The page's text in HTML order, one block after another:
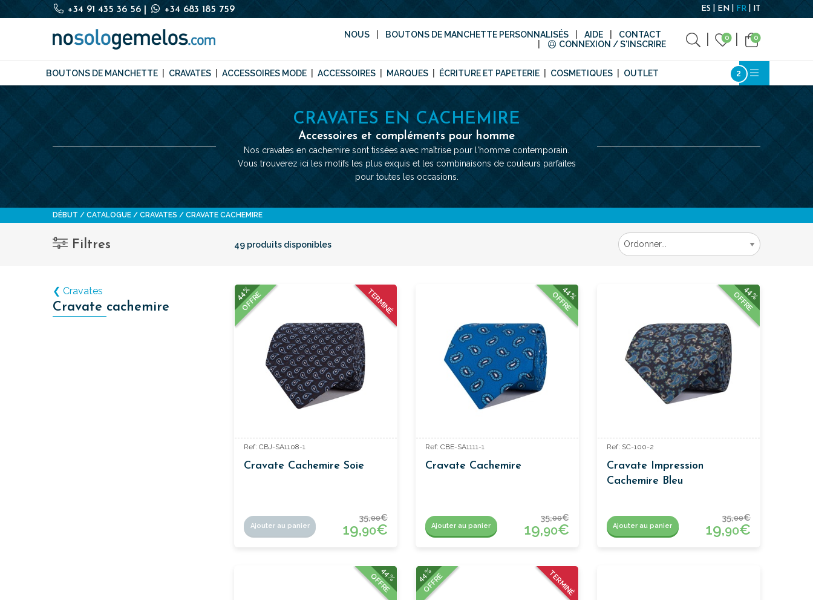
+34 91 435 36 56 +34 683 185 759 ES EN FR IT
NOUS BOUTONS DE MANCHETTE PERSONNALISÉS AIDE
CONTACT
CONNEXION / S'INSCRIRE
0 0
BOUTONS DE MANCHETTE CRAVATES ACCESSOIRES MODE ACCESSOIRES MARQUES ÉCRITURE ET PAPETERIE COSMETIQUES OUTLET
CRAVATES EN CACHEMIRE
Accessoires et compléments pour homme
Nos cravates en cachemire sont tissées avec maîtrise pour l'homme contemporain.
Vous trouverez ici les motifs les plus exquis et les combinaisons de couleurs parfaites
pour toutes les occasions.
DÉBUT CATALOGUE CRAVATES CRAVATE CACHEMIRE
Filtres 49 produits disponibles
❮ Cravates
Cravate cachemire TERMINÉ
44%
OFFRE
Ref: CBJ-SA1108-1
Cravate Cachemire Soie
Ajouter au panier
35,00€
19,90€
44%
OFFRE
Ref: CBE-SA1111-1
Cravate Cachemire
Ajouter au panier
35,00€
19,90€
44%
OFFRE
Ref: SC-100-2
Cravate Impression
Cachemire Bleu
Ajouter au panier
35,00€
19,90€
44%
OFFRE TERMINÉ
44%
OFFRE